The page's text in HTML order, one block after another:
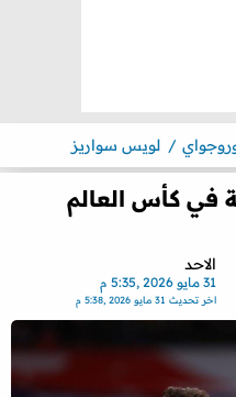
لويس سواريز
في كأس العالم
الاحد
31 مايو 2026 ,5:35 م
اخر تحديث 31 مايو 2026 ,5:38 م